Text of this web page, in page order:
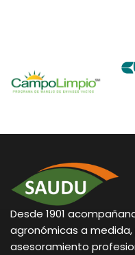
Desde 1901
agronómicas a
asesoramiento